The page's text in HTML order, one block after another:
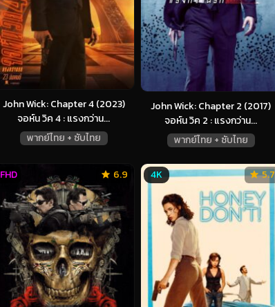
John Wick: Chapter 4 (2023)
จอห์น วิค 4 : แรงกว่าน...
พากย์ไทย + ซับไทย
John Wick: Chapter 2 (2017)
จอห์น วิค 2 : แรงกว่าน...
พากย์ไทย + ซับไทย
6.9
FHD 5.7
4K